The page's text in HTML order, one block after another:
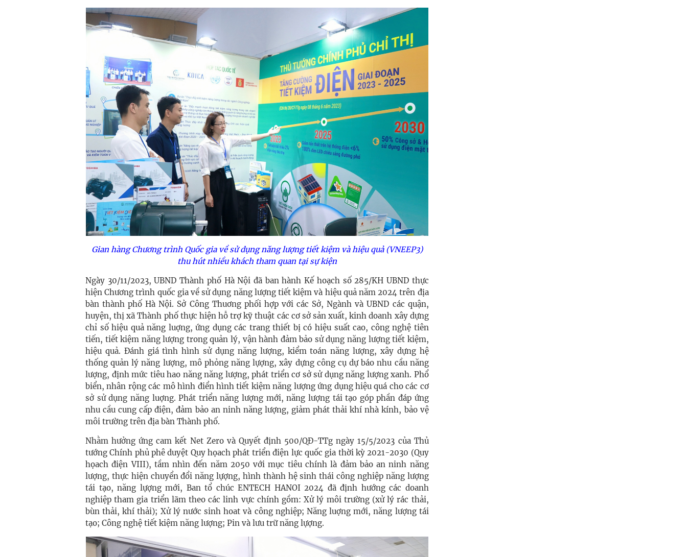
Gian hàng Chương trình Quốc gia về sử dụng năng lượng tiết kiệm và hiệu quả (VNEEP3)
thu hút nhiều khách tham quan tại sự kiện
Ngày 30/11/2023, UBND Thành phố Hà Nội đã ban hành Kế hoạch số 285/KH UBND thực
hiện Chương trình quốc gia về sử dụng năng lượng tiết kiệm và hiệu quả năm 2024 trên địa
bàn thành phố Hà Nội. Sở Công Thuơng phối hợp với các Sở, Ngành và UBND các quận,
huyện, thị xã Thành phố thực hiện hỗ trợ kỹ thuật các cơ sở sản xuất, kinh doanh xây dựng
chỉ số hiệu quả năng luợng, ứng dụng các trang thiết bị có hiệu suất cao, công nghệ tiên
tiến, tiết kiệm năng lượng trong quản lý, vận hành đảm bảo sử dụng năng lượng tiết kiệm,
hiệu quả. Đánh giá tình hình sử dụng năng lượng, kiểm toán năng lượng, xây dựng hệ
thống quản lý năng lượng, mô phỏng năng lựợng, xây dựng công cụ dự báo nhu cầu năng
lượng, định mức tiêu hao năng năng lượng, phát triển cơ sở sử dụng năng lượng xanh. Phổ
biển, nhân rộng các mô hình điển hình tiết kiệm năng lượng ứng dụng hiệu quá cho các cơ
sở sử dụng năng luợng. Phát triển năng lượng mới, năng lượng tái tạo góp phần đáp ứng
nhu cầu cung cấp điện, đảm bảo an ninh năng lượng, giảm phát thải khí nhà kính, bảo vệ
môi trường trên địa bàn Thành phố.
Nhằm hưởng ứng cam kết Net Zero và Quyết định 500/QĐ-TTg ngày 15/5/2023 của Thủ
tướng Chính phủ phê duyệt Quy họach phát triển điện lực quốc gia thời kỳ 2021-2030 (Quy
họach điện VIII), tầm nhìn đến năm 2050 với mục tiêu chính là đảm bảo an ninh năng
lượng, thực hiện chuyển đổi năng lựợng, hình thành hệ sinh thái công nghiệp năng lượng
tái tạo, năng lựợng mới, Ban tổ chúc ENTECH HANOI 2024 đã định hướng các doanh
nghiệp tham gia triển lãm theo các linh vực chính gồm: Xử lý môi trường (xử lý rác thải,
bùn thải, khí thải); Xử lý nước sinh hoat và công nghiệp; Năng luợng mới, năng lượng tái
tạo; Công nghệ tiết kiệm năng lượng; Pin và lưu trữ năng lựợng.